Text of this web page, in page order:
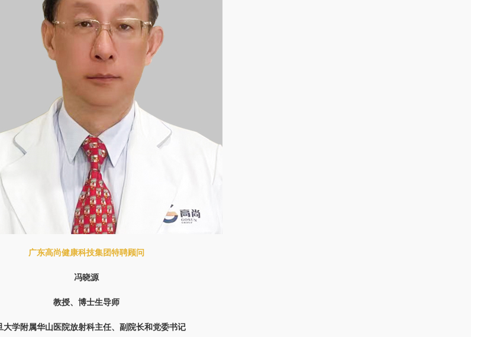
广东高尚健康科技集团特聘顾问
冯晓源
教授、博士生导师
大学附属华山医院放射科主任、副院长和党委书记